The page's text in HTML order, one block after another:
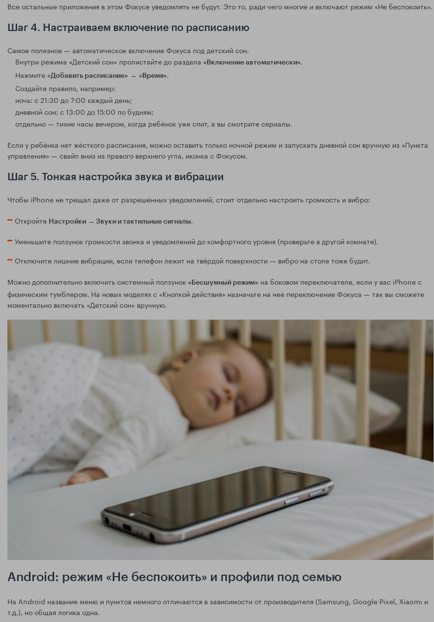
Все остальные приложения в этом Фокусе уведомлять не будут. Это то, ради чего многие и включают режим «Не беспокоить».
Шаг 4. Настраиваем включение по расписанию
Самое полезное — автоматическое включение Фокуса под детский сон.
Внутри режима «Детский сон» пролистайте до раздела «Включение автоматически».
Нажмите «Добавить расписание» → «Время».
Создайте правило, например:
ночь: с 21:30 до 7:00 каждый день;
дневной сон: с 13:00 до 15:00 по будням;
отдельно — тихие часы вечером, когда ребёнок уже спит, а вы смотрите сериалы.
Если у ребёнка нет жёсткого расписания, можно оставить только ночной режим и запускать дневной сон вручную из «Пункта
управления» — свайп вниз из правого верхнего угла, иконка с Фокусом.
Шаг 5. Тонкая настройка звука и вибрации
Чтобы iPhone не трещал даже от разрешённых уведомлений, стоит отдельно настроить громкость и вибро:
Откройте Настройки → Звуки и тактильные сигналы.
Уменьшите ползунок громкости звонка и уведомлений до комфортного уровня (проверьте в другой комнате).
Отключите лишние вибрации, если телефон лежит на твёрдой поверхности — вибро на столе тоже будит.
Можно дополнительно включить системный ползунок «Бесшумный режим» на боковом переключателе, если у вас iPhone с
физическим тумблером. На новых моделях с «Кнопкой действия» назначьте на неё переключение Фокуса — так вы сможете
моментально включать «Детский сон» вручную.
Android: режим «Не беспокоить» и профили под семью
На Android название меню и пунктов немного отличаются в зависимости от производителя (Samsung, Google Pixel, Xiaomi и
т.д.), но общая логика одна.